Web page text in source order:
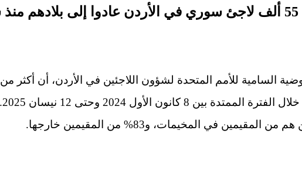
المتحدة لشؤون اللاجئين في الأردن، أن أكثر من 55 ألف لاجئ سوري عادوا إلى بلادهم منذ سقوط نظام الأسد.